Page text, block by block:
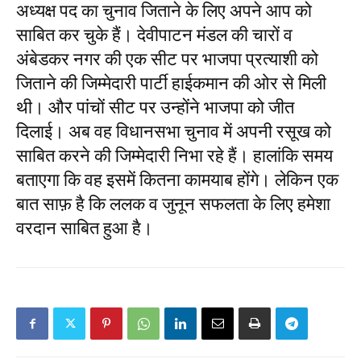
अध्यक्ष पद का चुनाव जिताने के लिए अपने आप को
साबित कर चुके हैं। देवीपाटन मंडल की चारों व
अंबेडकर नगर की एक सीट पर भाजपा प्रत्याशी को
जिताने की जिम्मेदारी पार्टी हाईकमान की ओर से मिली
थी। और पांचों सीट पर उन्होंने भाजपा को जीत
दिलाई। अब वह विधानसभा चुनाव में अपनी रसूख को
साबित करने की जिम्मेदारी निभा रहे हैं। हालांकि समय
बताएगा कि वह इसमें कितना कामयाब होंगे। लेकिन एक
बात साफ़ है कि ललक व जुनून सफलता के लिए हमेशा
वरदान साबित हुआ है।